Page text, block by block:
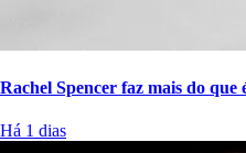
Rachel Spencer faz mais do
Há 1 dias